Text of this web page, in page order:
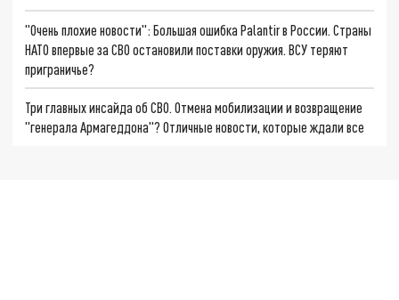
"Очень плохие новости": Большая ошибка Palantir в России. Страны
НАТО впервые за СВО остановили поставки оружия. ВСУ теряют
приграничье?
Три главных инсайда об СВО. Отмена мобилизации и возвращение
"генерала Армагеддона"? Отличные новости, которые ждали все